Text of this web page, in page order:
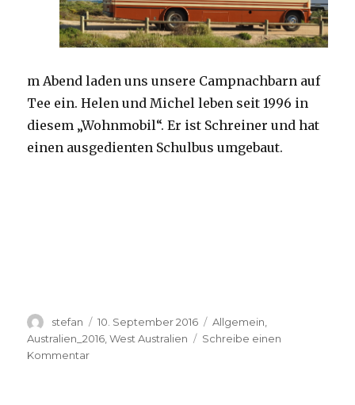
m Abend laden uns unsere Campnachbarn auf
Tee ein. Helen und Michel leben seit 1996 in
diesem „Wohnmobil“. Er ist Schreiner und hat
einen ausgedienten Schulbus umgebaut.
Autor
stefan
Veröffentlicht
am
10. September 2016 Kategorien
Allgemein
Australien_2016 ,West Australien
Schreibe einen
Kommentarzu